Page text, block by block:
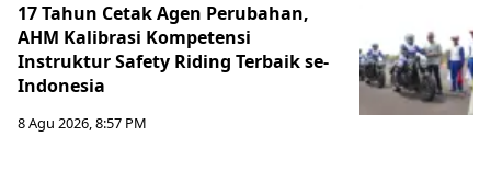
17 Tahun Cetak Agen Perubahan,
AHM Kalibrasi Kompetensi
Instruktur Safety Riding Terbaik se-
Indonesia
8 Agu 2026, 8:57 PM